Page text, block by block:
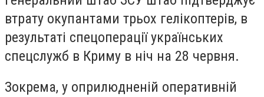
втрату окупантами трьох гелікоптерів, в
результаті спецоперації українських
спецслужб в Криму в ніч на 28 червня.
Зокрема, у оприлюдненій оперативній